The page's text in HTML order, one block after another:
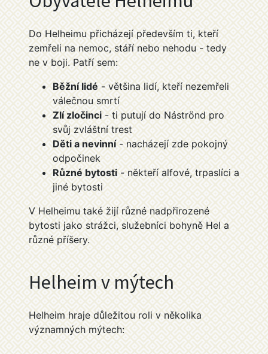
Do Helheimu přicházejí především ti, kteří
zemřeli na nemoc, stáří nebo nehodu - tedy
ne v boji. Patří sem:
Běžní lidé- většina lidí, kteří nezemřeli
válečnou smrtí
Zlí zločinci- ti putují do Náströnd pro
svůj zvláštní trest
Děti a nevinní- nacházejí zde pokojný
odpočinek
Různé bytosti- někteří alfové, trpaslíci a
jiné bytosti
V Helheimu také žijí různé nadpřirozené
bytosti jako strážci, služebníci bohyně Hel a
různé příšery.
Helheim v mýtech
Helheim hraje důležitou roli v několika
významných mýtech: